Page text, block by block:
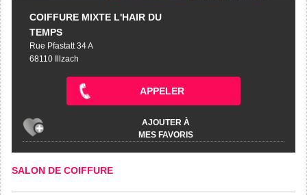
COIFFURE MIXTE L'HAIR DU
TEMPS
Rue Pfastatt 34 A
68110 Illzach
APPELER
AJOUTER À
MES FAVORIS
SALON DE COIFFURE